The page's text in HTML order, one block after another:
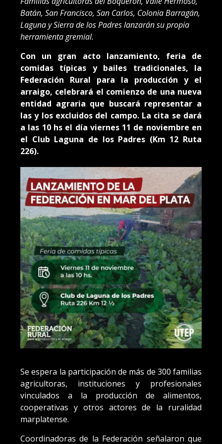
Batán, San Francisco, San Carlos, Colonia Barragán,
Laguna y Sierra de los Padres lanzarán su propia
herramienta gremial.
Con un gran acto lanzamiento, feria de
comidas típicas y bailes tradicionales, la
Federación Rural para la producción y el
arraigo, celebrará el comienzo de una nueva
entidad agraria que buscará representar a
las y los excluidos del campo. La cita se dará
a las 10 hs el día viernes 11 de noviembre en
el Club Laguna de los Padres (Km 12 Ruta
226).
Se espera la participación de más de 300 familias
agricultoras, instituciones y profesionales
vinculados a la producción de alimentos,
cooperativas y otros actores de la ruralidad
marplatense.
Coordinadoras de la Federación señalaron que